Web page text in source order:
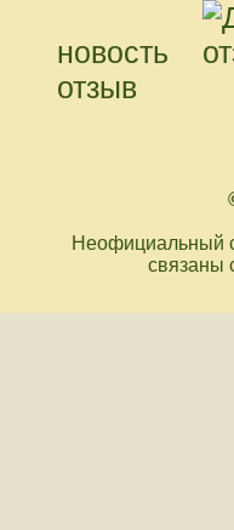
новость
отзыв
Неофициальный
связаны